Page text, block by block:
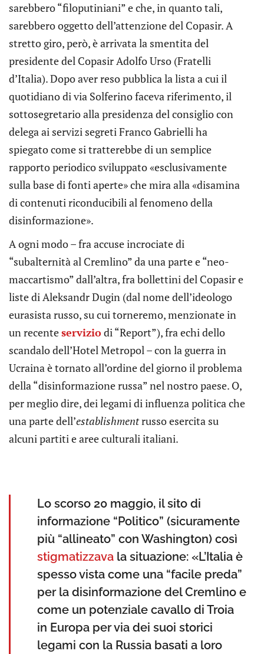
sarebbero “filoputiniani” e che, in quanto tali,
sarebbero oggetto dell’attenzione del Copasir. A
stretto giro, però, è arrivata la smentita del
presidente del Copasir Adolfo Urso (Fratelli
d’Italia). Dopo aver reso pubblica la lista a cui il
quotidiano di via Solferino faceva riferimento, il
sottosegretario alla presidenza del consiglio con
delega ai servizi segreti Franco Gabrielli ha
spiegato come si tratterebbe di un semplice
rapporto periodico sviluppato «esclusivamente
sulla base di fonti aperte» che mira alla «disamina
di contenuti riconducibili al fenomeno della
disinformazione».
A ogni modo – fra accuse incrociate di
“subalternità al Cremlino” da una parte e “neo-
maccartismo” dall’altra, fra bollettini del Copasir e
liste di Aleksandr Dugin (dal nome dell’ideologo
eurasista russo, su cui torneremo, menzionate in
un recenteserviziodi “Report”), fra echi dello
scandalo dell’Hotel Metropol – con la guerra in
Ucraina è tornato all’ordine del giorno il problema
della “disinformazione russa” nel nostro paese. O,
per meglio dire, dei legami di influenza politica che
una parte dell’establishmentrusso esercita su
alcuni partiti e aree culturali italiani.
Lo scorso 20 maggio, il sito di
informazione “Politico” (sicuramente
più “allineato” con Washington) così
stigmatizzava la situazione: «L’Italia è
spesso vista come una “facile preda”
per la disinformazione del Cremlino e
come un potenziale cavallo di Troia
in Europa per via dei suoi storici
legami con la Russia basati a loro